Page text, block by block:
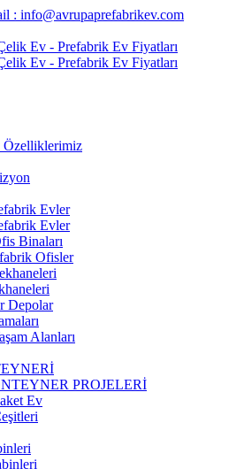
: info@avrupaprefabrikev.com
Özelliklerimiz
Evler
Evler
Binaları
Ofisler
Depolar
Alanları
PROJELERİ
Ev